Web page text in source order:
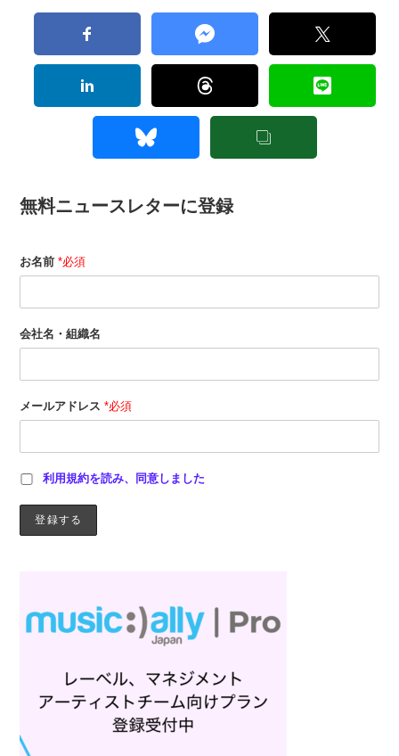
無料ニュースレターに登録
お名前*必須
会社名・組織名
メールアドレス*必須
利用規約を読み、同意しました